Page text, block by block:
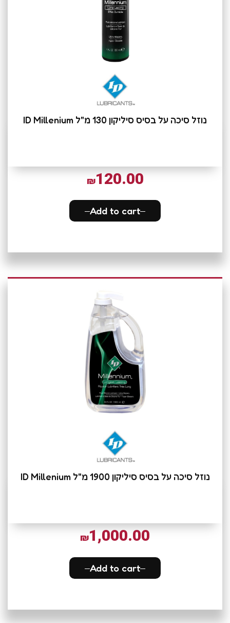
נוזל סיכה על בסיס סיליקון 130 מ"ל ID Millenium
₪120.00
Add to cart
נוזל סיכה על בסיס סיליקון 1900 מ"ל ID Millenium
₪1,000.00
Add to cart